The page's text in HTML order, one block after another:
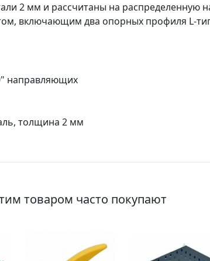
2 мм и рассчитаны на распределенную
включающим два опорных профиля L-
направляющих
толщина 2 мм
товаром часто покупают